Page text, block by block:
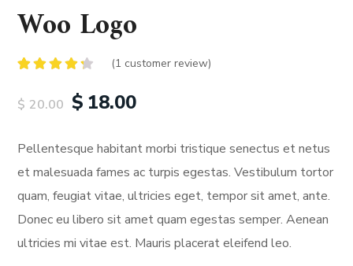
Woo Logo
out
of 5
rating
(1 customer review)
$ 20.00 $ 18.00
Pellentesque habitant morbi tristique senectus et netus
et malesuada fames ac turpis egestas. Vestibulum tortor
quam, feugiat vitae, ultricies eget, tempor sit amet, ante.
Donec eu libero sit amet quam egestas semper. Aenean
ultricies mi vitae est. Mauris placerat eleifend leo.